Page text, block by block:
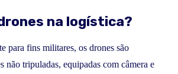
na logística?
para fins militares, os drones são
não tripuladas, equipadas com câmera e